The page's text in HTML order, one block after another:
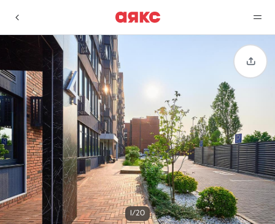
г. Краснодар
Избранное
0 объявлений
Сравнение
0 объявлений
Недвижимость Услуги
1/20